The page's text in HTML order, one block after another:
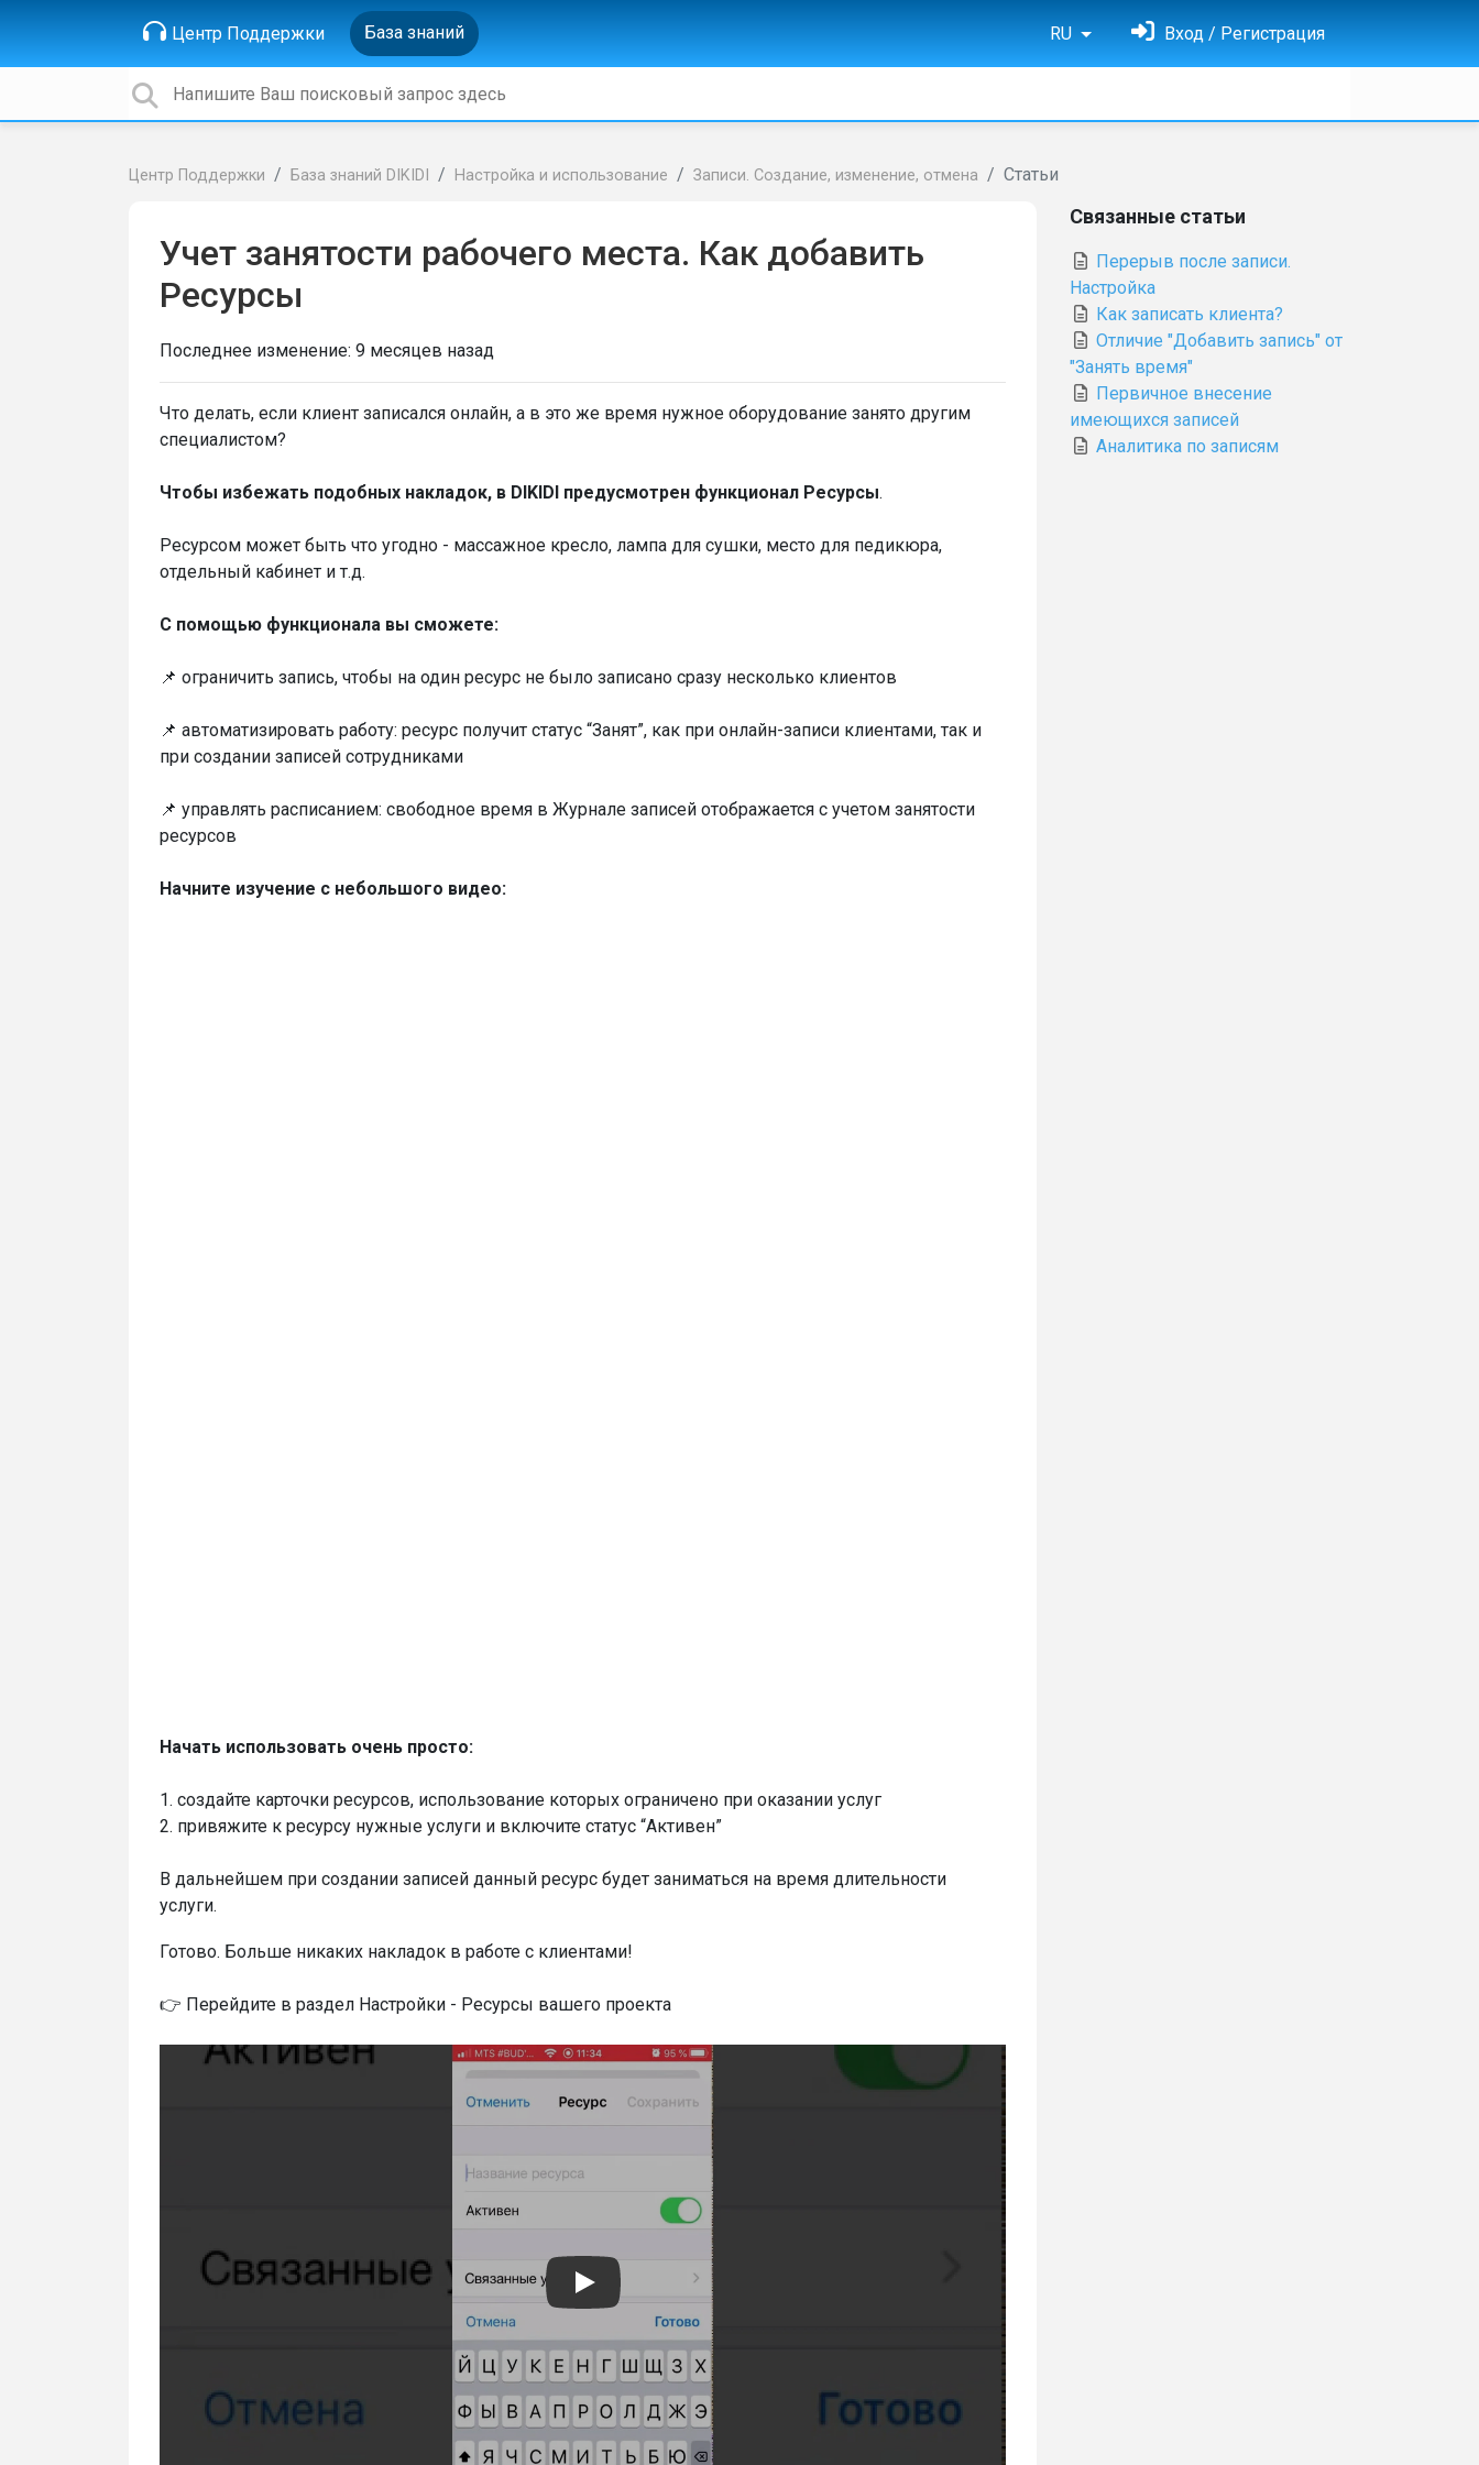
Центр Поддержки База знаний RU Вход / Регистрация
Центр Поддержки База знаний DIKIDI Настройка и использование Записи. Создание, изменение, отмена Статьи
Учет занятости рабочего места. Как добавить
Ресурсы
Последнее изменение: 9 месяцев назад
Что делать, если клиент записался онлайн, а в это же время нужное оборудование занято другим
специалистом?
Чтобы избежать подобных накладок, в DIKIDI предусмотрен функционал Ресурсы.
Ресурсом может быть что угодно - массажное кресло, лампа для сушки, место для педикюра,
отдельный кабинет и т.д.
С помощью функционала вы сможете:
📌 ограничить запись, чтобы на один ресурс не было записано сразу несколько клиентов
📌 автоматизировать работу: ресурс получит статус “Занят”, как при онлайн-записи клиентами, так и
при создании записей сотрудниками
📌 управлять расписанием: свободное время в Журнале записей отображается с учетом занятости
ресурсов
Начните изучение с небольшого видео:
Начать использовать очень просто:
1. создайте карточки ресурсов, использование которых ограничено при оказании услуг
2. привяжите к ресурсу нужные услуги и включите статус “Активен”
В дальнейшем при создании записей данный ресурс будет заниматься на время длительности
услуги.
Готово. Больше никаких накладок в работе с клиентами!
👉 Перейдите в раздел Настройки - Ресурсы вашего проекта
Связанные статьи
Перерыв после записи.
Настройка
Как записать клиента?
Отличие "Добавить запись" от
"Занять время"
Первичное внесение
имеющихся записей
Аналитика по записям